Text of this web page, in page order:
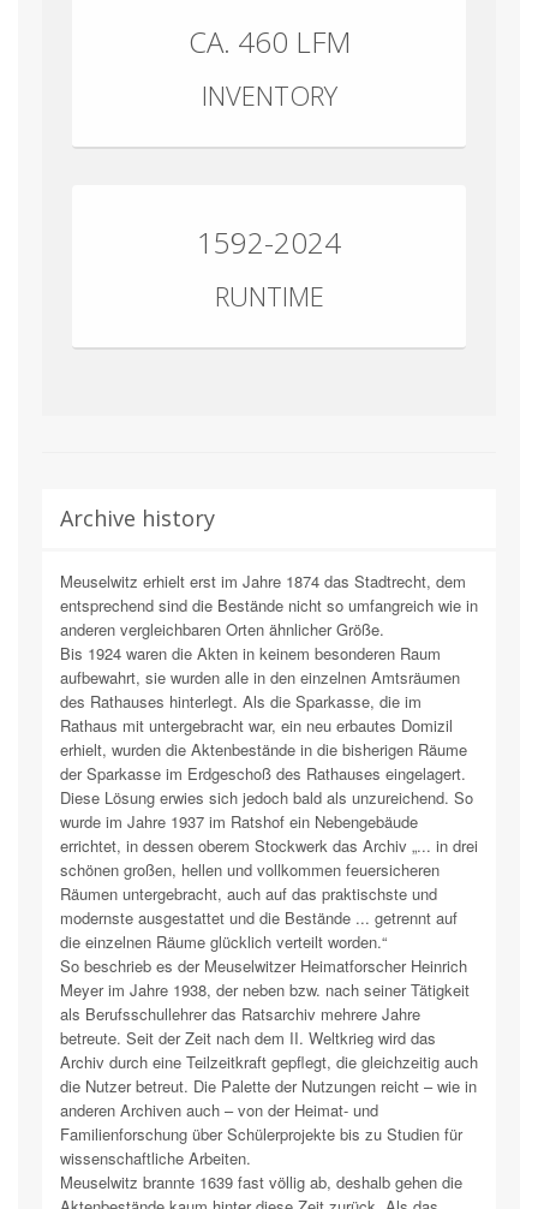
CA. 460 LFM
INVENTORY
1592-2024
RUNTIME
Archive history
Meuselwitz erhielt erst im Jahre 1874 das Stadtrecht, dem
entsprechend sind die Bestände nicht so umfangreich wie in
anderen vergleichbaren Orten ähnlicher Größe.
Bis 1924 waren die Akten in keinem besonderen Raum
aufbewahrt, sie wurden alle in den einzelnen Amtsräumen
des Rathauses hinterlegt. Als die Sparkasse, die im
Rathaus mit untergebracht war, ein neu erbautes Domizil
erhielt, wurden die Aktenbestände in die bisherigen Räume
der Sparkasse im Erdgeschoß des Rathauses eingelagert.
Diese Lösung erwies sich jedoch bald als unzureichend. So
wurde im Jahre 1937 im Ratshof ein Nebengebäude
errichtet, in dessen oberem Stockwerk das Archiv „... in drei
schönen großen, hellen und vollkommen feuersicheren
Räumen untergebracht, auch auf das praktischste und
modernste ausgestattet und die Bestände ... getrennt auf
die einzelnen Räume glücklich verteilt worden.“
So beschrieb es der Meuselwitzer Heimatforscher Heinrich
Meyer im Jahre 1938, der neben bzw. nach seiner Tätigkeit
als Berufsschullehrer das Ratsarchiv mehrere Jahre
betreute. Seit der Zeit nach dem II. Weltkrieg wird das
Archiv durch eine Teilzeitkraft gepflegt, die gleichzeitig auch
die Nutzer betreut. Die Palette der Nutzungen reicht – wie in
anderen Archiven auch – von der Heimat- und
Familienforschung über Schülerprojekte bis zu Studien für
wissenschaftliche Arbeiten.
Meuselwitz brannte 1639 fast völlig ab, deshalb gehen die